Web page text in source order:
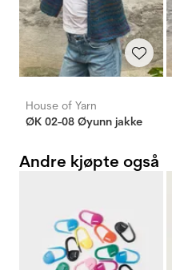
House of Yarn
ØK 02-08 Øyunn jakke
Andre kjøpte også